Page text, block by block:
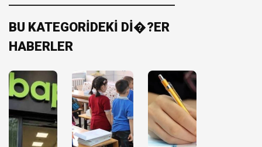
BU KATEGORİDEKİ Dİ�?ER
HABERLER